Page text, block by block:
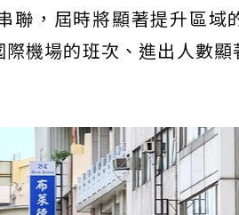
聯，屆時將顯著提升區域
機場的班次、進出人數